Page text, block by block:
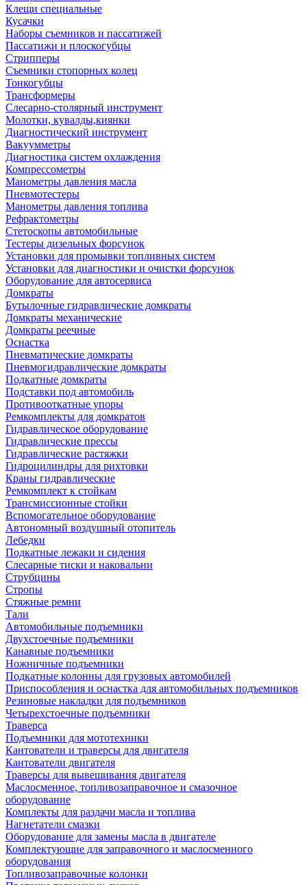
Клещи специальные
Кусачки
Наборы съемников и пассатижей
Пассатижи и плоскогубцы
Стрипперы
Съемники стопорных колец
Тонкогубцы
Трансформеры
Слесарно-столярный инструмент
Молотки, кувалды,киянки
Диагностический инструмент
Вакуумметры
Диагностика систем охлаждения
Компрессометры
Манометры давления масла
Пневмотестеры
Манометры давления топлива
Рефрактометры
Стетоскопы автомобильные
Тестеры дизельных форсунок
Установки для промывки топливных систем
Установки для диагностики и очистки форсунок
Оборудование для автосервиса
Домкраты
Бутылочные гидравлические домкраты
Домкраты механические
Домкраты реечные
Оснастка
Пневматические домкраты
Пневмогидравлические домкраты
Подкатные домкраты
Подставки под автомобиль
Противооткатные упоры
Ремкомплекты для домкратов
Гидравлическое оборудование
Гидравлические прессы
Гидравлические растяжки
Гидроцилиндры для рихтовки
Краны гидравлические
Ремкомплект к стойкам
Трансмиссионные стойки
Вспомогательное оборудование
Автономный воздушный отопитель
Лебедки
Подкатные лежаки и сидения
Слесарные тиски и наковальни
Струбцины
Стропы
Стяжные ремни
Тали
Автомобильные подъемники
Двухстоечные подъемники
Канавные подъемники
Ножничные подъемники
Подкатные колонны для грузовых автомобилей
Приспособления и оснастка для автомобильных подъемников
Резиновые накладки для подъемников
Четырехстоечные подъемники
Траверса
Подъемники для мототехники
Кантователи и траверсы для двигателя
Кантователи двигателя
Траверсы для вывешивания двигателя
Маслосменное, топливозаправочное и смазочное
оборудование
Комплекты для раздачи масла и топлива
Нагнетатели смазки
Оборудование для замены масла в двигателе
Комплектующие для заправочного и маслосменного
оборудования
Топливозаправочные колонки